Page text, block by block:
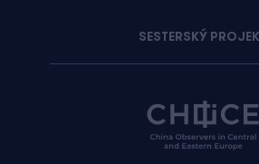
SESTERSKÝ